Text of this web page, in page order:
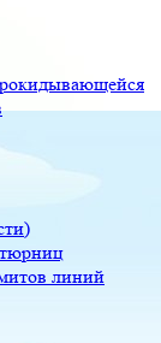
линий